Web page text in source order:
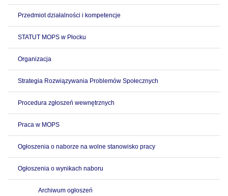
Przedmiot działalności i kompetencje
STATUT MOPS w Płocku
Organizacja
Strategia Rozwiązywania Problemów Społecznych
Procedura zgłoszeń wewnętrznych
Praca w MOPS
Ogłoszenia o naborze na wolne stanowisko pracy
Ogłoszenia o wynikach naboru
Archiwum ogłoszeń